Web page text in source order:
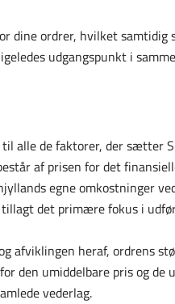
dine ordrer, hvilket samtidig
udgangspunkt i
alle de faktorer, der sætter
af prisen for det
egne omkostninger
det primære fokus i
afviklingen heraf, ordrens
umiddelbare pris og de
vederlag.